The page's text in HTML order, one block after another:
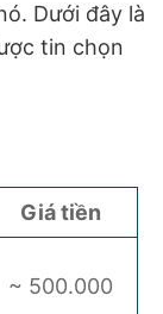
Dưới đây là
tin chọn
Giá tiền
~ 500.000